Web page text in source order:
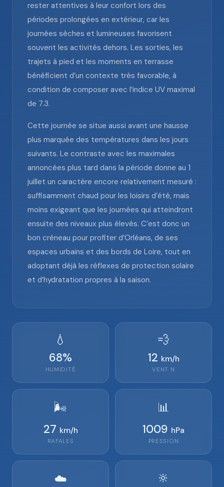
rester attentives à leur confort lors des
périodes prolongées en extérieur, car les
journées sèches et lumineuses favorisent
souvent les activités dehors. Les sorties, les
trajets à pied et les moments en terrasse
bénéficient d’un contexte très favorable, à
condition de composer avec l’indice UV maximal
de 7.3.
Cette journée se situe aussi avant une hausse
plus marquée des températures dans les jours
suivants. Le contraste avec les maximales
annoncées plus tard dans la période donne au 1
juillet un caractère encore relativement mesuré :
suffisamment chaud pour les loisirs d’été, mais
moins exigeant que les journées qui atteindront
ensuite des niveaux plus élevés. C’est donc un
bon créneau pour profiter d’Orléans, de ses
espaces urbains et des bords de Loire, tout en
adoptant déjà les réflexes de protection solaire
et d’hydratation propres à la saison.
💧
68%
HUMIDITÉ
💨
12 km/h
VENT N
🌬️
27 km/h
RAFALES
📊
1009 hPa
PRESSION
☁️ 🔆